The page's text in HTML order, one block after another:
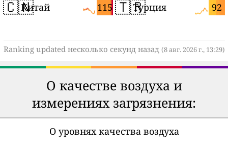
🇨🇳 115
Китай 🇹🇷 92
Турция
Ranking updated несколько секунд назад (8 авг. 2026 г., 13:29)
О качестве воздуха и
измерениях загрязнения:
О уровнях качества воздуха